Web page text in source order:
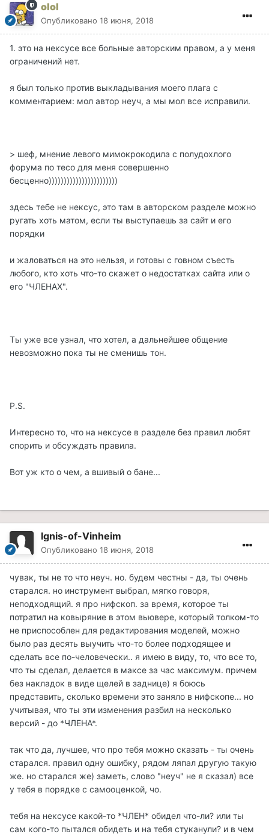
olol
Опубликовано 18 июня, 2018
1. это на нексусе все больные авторским правом, а у меня
ограничений нет.
я был только против выкладывания моего плага с
комментарием: мол автор неуч, а мы мол все исправили.
> шеф, мнение левого мимокрокодила с полудохлого
форума по тесо для меня совершенно
бесценно)))))))))))))))))))))))
здесь тебе не нексус, это там в авторском разделе можно
ругать хоть матом, если ты выступаешь за сайт и его
порядки
и жаловаться на это нельзя, и готовы с говном съесть
любого, кто хоть что-то скажет о недостатках сайта или о
его "ЧЛЕНАХ".
Ты уже все узнал, что хотел, а дальнейшее общение
невозможно пока ты не сменишь тон.
P.S.
Интересно то, что на нексусе в разделе без правил любят
спорить и обсуждать правила.
Вот уж кто о чем, а вшивый о бане...
Ignis-of-Vinheim
Опубликовано 18 июня, 2018
чувак, ты не то что неуч. но. будем честны - да, ты очень
старался. но инструмент выбрал, мягко говоря,
неподходящий. я про нифскоп. за время, которое ты
потратил на ковыряние в этом вьювере, который толком-то
не приспособлен для редактирования моделей, можно
было раз десять выучить что-то более подходящее и
сделать все по-человечески.. я имею в виду, то, что все то,
что ты сделал, делается в максе за час максимум. причем
без накладок в виде щелей в заднице) я боюсь
представить, сколько времени это заняло в нифскопе... но
учитывая, что ты эти изменения разбил на несколько
версий - до *ЧЛЕНА*.
так что да, лучшее, что про тебя можно сказать - ты очень
старался. правил одну ошибку, рядом ляпал другую такую
же. но старался же) заметь, слово "неуч" не я сказал) все
у тебя в порядке с самооценкой, чо.
тебя на нексусе какой-то *ЧЛЕН* обидел что-ли? или ты
сам кого-то пытался обидеть и на тебя стуканули? и в чем